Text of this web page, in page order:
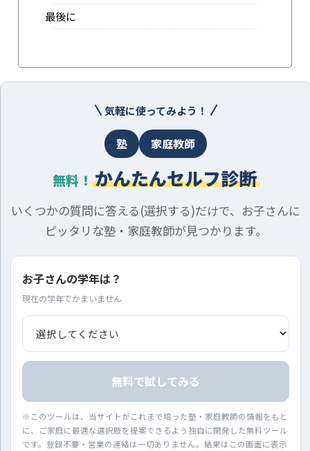
最後に
気軽に使ってみよう！
塾 家庭教師
無料！ かんたんセルフ診断
いくつかの質問に答える(選択する)だけで、お子さんに
ピッタリな塾・家庭教師が見つかります。
お子さんの学年は？
現在の学年でかまいません
無料で試してみる
※このツールは、当サイトがこれまで培った塾・家庭教師の情報をもと
に、ご家庭に最適な選択肢を提案できるよう独自に開発した無料ツール
です。登録不要・営業の連絡は一切ありません。結果はこの画面に表示